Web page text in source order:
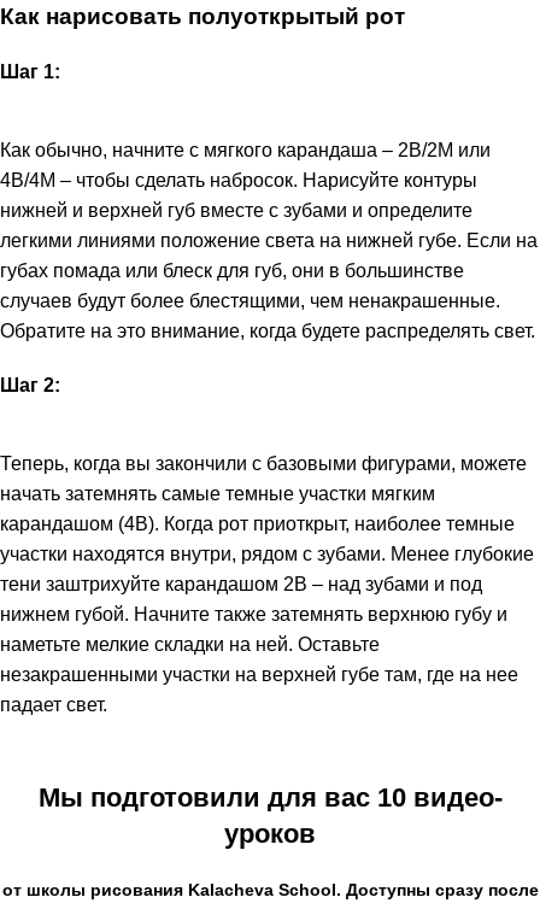
Как нарисовать полуоткрытый рот
Шаг 1:
Как обычно, начните с мягкого карандаша – 2В/2М или
4В/4М – чтобы сделать набросок. Нарисуйте контуры
нижней и верхней губ вместе с зубами и определите
легкими линиями положение света на нижней губе. Если на
губах помада или блеск для губ, они в большинстве
случаев будут более блестящими, чем ненакрашенные.
Обратите на это внимание, когда будете распределять свет.
Шаг 2:
Теперь, когда вы закончили с базовыми фигурами, можете
начать затемнять самые темные участки мягким
карандашом (4В). Когда рот приоткрыт, наиболее темные
участки находятся внутри, рядом с зубами. Менее глубокие
тени заштрихуйте карандашом 2В – над зубами и под
нижнем губой. Начните также затемнять верхнюю губу и
наметьте мелкие складки на ней. Оставьте
незакрашенными участки на верхней губе там, где на нее
падает свет.
Мы подготовили для вас 10 видео-
уроков
от школы рисования Kalacheva School. Доступны сразу после